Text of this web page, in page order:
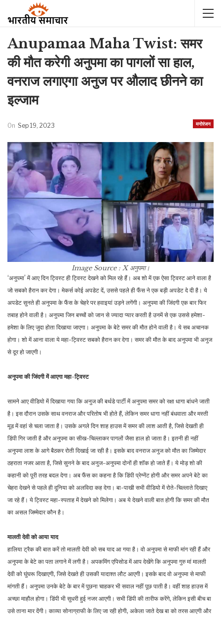
Anupamaa Maha Twist: समर
की मौत करेगी अनुपमा का पागलों सा हाल,
वनराज लगाएगा अनुज पर औलाद छीनने का
इल्जाम
मनोरंजन
On Sep 19, 2023
Image Source : Xअनुपमा।
‘अनुपमा’ में आए दिन ट्विस्ट ही ट्विस्ट देखने को मिल रहे हैं। अब शो में एक ऐसा ट्विस्ट आने वाला है
जो सबको हैरान कर देगा। मेकर्स कोई अपडेट दें, उससे पहले ही फैंस ने एक बड़ी अपडेट दे दी है। ये
अपडेट सुनते ही अनुपमा के फैंस के चेहरे पर हवाइयां उड़ने लगेंगी। अनुपमा की जिंदगी एक बार फिर
तबाह होने वाली है। अनुपमा जिन बच्चों को जान से ज्यादा प्यार करती है उनमें से एक उससे हमेशा-
हमेशा के लिए जुदा होता दिखाया जाएगा। अनुपमा के बेटे समर की मौत होने वाली है। ये सब अचानक
होगा। शो में आना वाला ये महा-ट्विस्ट सबको हैरान कर देगा। समर की मौत के बाद अनुपमा भी अनुज
से दूर हो जाएगी।
अनुपमा की जिंदगी में आएगा महा-ट्विस्ट
सामने आए वीडियो में दिखाया गया कि अनुज की बर्थडे पार्टी में अनुपमा समर को रक्षा धागा बांधने जाती
है। इस दौरान उसके साथ वनराज और परितोष भी होते हैं, लेकिन समर धागा नहीं बंधवाता और मस्ती
मूड में वहां से चला जाता है। उसके अगले दिन शाह हाउस में समर की लाश आती है, जिसे देखती ही
डिंपी गिर जाती है और अनुपमा का सीख-चिल्लाकर पागलों जैसा हाल हो जाता है। इतनी ही नहीं
अनुपमा लाश के आगे बैठकर रोती दिखाई जा रही है। इसके बाद वनराज अनुज को मौत का जिम्मेदार
ठहराता नजर आता है, जिसे सुनने के बाद अनुज-अनुपमा दोनों ही शॉक हो जाते हैं। ये मोड़ शो की
कहानी को पूरी तरह बदल देगा। अब फैंस का कहना है कि डिंपी प्रेग्नेंट होगी और समर अपने बेटे का
चेहरा देखने से पहले ही दुनिया को अलविदा कह देगा। बा-पाखी सभी वीडियो में रोते-चिल्लाते दिखाए
जा रहे हैं। ये ट्विस्ट महा-स्पताह में देखने को मिलेगा। अब ये देखने वाली बात होगी कि समर की मौत
का असल जिम्मेदार कौन है।
मालती देवी को आया याद
हालिया ट्रैक की बात करें तो मालती देवी को सब याद आ गया है। वो अनुपमा से माफी मांग रही हैं और
अनुपमा के बेटे का पता लगाने में लगी है। अपकमिंग एपिसोड में आप देखेंगे कि अनुपमा गुरु मां मालती
देवी को घुंघरू दिखाएगी, जिसे देखते ही उसकी यादाश्त लौट आएगी। इसके बाद वो अनुपमा से माफी
मांगती हैं। अनुपमा उनके बेटे के बार में पुछना चाहकर भी सवाल नहीं पूछ पाती है। वहीं शाह हाउस में
अच्छा माहौल होगा। डिंपी भी सुधरी हुई नजर आएगी। सभी डिंपी की तारीफ करेंगे, लेकिन इसी बीच बा
उसे ताना मार देंगी। काव्या सोनाग्राफी के लिए जा रही होगी, अकेला जाते देख बा को तरस आएगी और